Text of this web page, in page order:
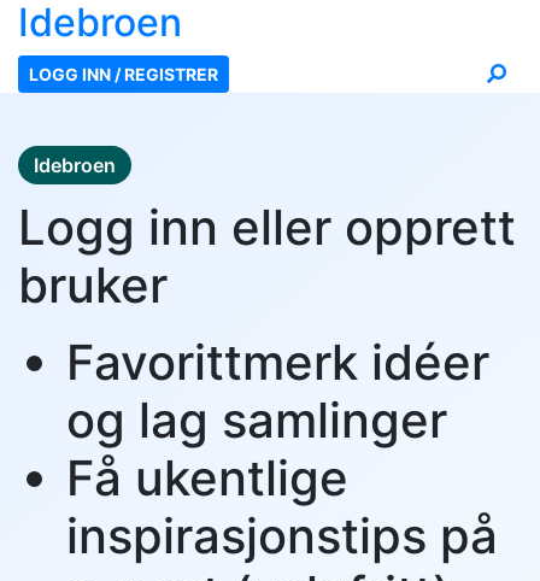
Idebroen
LOGG INN / REGISTRER
Idebroen
Logg inn eller opprett
bruker
Favorittmerk idéer
og lag samlinger
Få ukentlige
inspirasjonstips på